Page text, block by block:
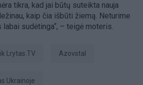
tikra, kad jai būtų suteikta nauja
kaip čia išbūti žiemą. Neturime
sudėtinga“, – teigė moteris.
tik Lrytas.TV Azovstal
Ukrainoje